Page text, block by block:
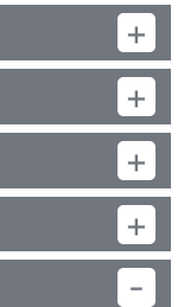
ールアイドルフェス
るシリアルコード、
～Sweet Cafe～」チ